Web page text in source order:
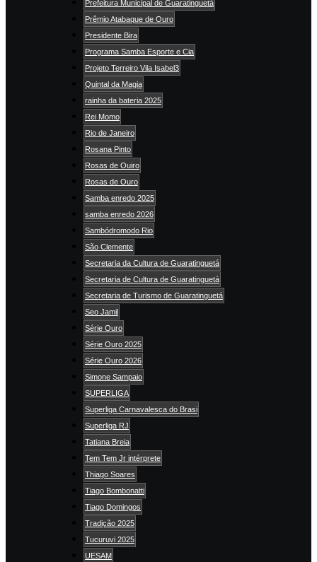
Prefeitura Municipal de Guaratinguetá
Prêmio Atabaque de Ouro
Presidente Bira
Programa Samba Esporte e Cia
Projeto Terreiro Vila Isabel3
Quintal da Magia
rainha da bateria 2025
Rei Momo
Rio de Janeiro
Rosana Pinto
Rosas de Ouiro
Rosas de Ouro
Samba enredo 2025
samba enredo 2026
Sambódromodo Rio
São Clemente
Secretaria da Cultura de Guaratinguetá
Secretaria de Cultura de Guaratinguetá
Secretaria de Turismo de Guaratinguetá
Seo Jamil
Série Ouro
Série Ouro 2025
Série Ouro 2026
Simone Sampaio
SUPERLIGA
Superliga Carnavalesca do Brasi
Superliga RJ
Tatiana Breia
Tem Tem Jr intérprete
Thiago Soares
Tiago Bombonatti
Tiago Domingos
Tradição 2025
Tucuruvi 2025
UESAM